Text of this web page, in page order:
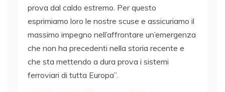
prova dal caldo estremo. Per questo
esprimiamo loro le nostre scuse e assicuriamo il
massimo impegno nell’affrontare un’emergenza
che non ha precedenti nella storia recente e
che sta mettendo a dura prova i sistemi
ferroviari di tutta Europa”.